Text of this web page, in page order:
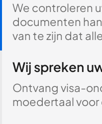
We controleren
documenten
van te zijn dat
Wij spreken
Ontvang visa-
moedertaal voor